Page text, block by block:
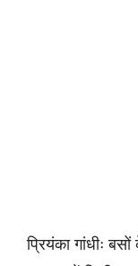
प्रियंका गांधीः